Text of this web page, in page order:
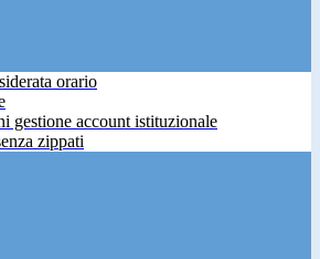
orario
gestione account istituzionale
zippati